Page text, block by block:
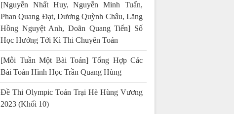
[Nguyễn Nhất Huy, Nguyễn Minh Tuấn,
Phan Quang Đạt, Dương Quỳnh Châu, Lăng
Hồng Nguyệt Anh, Doãn Quang Tiến] Số
Học Hướng Tới Kì Thi Chuyên Toán
[Mỗi Tuần Một Bài Toán] Tổng Hợp Các
Bài Toán Hình Học Trần Quang Hùng
Đề Thi Olympic Toán Trại Hè Hùng Vương
2023 (Khối 10)